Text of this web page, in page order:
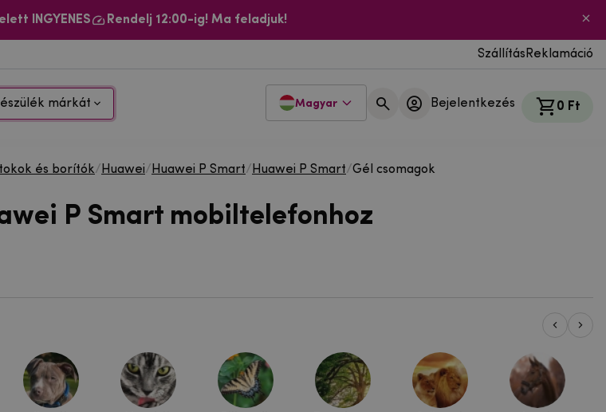
INGYENES Rendelj 12:00-ig! Ma feladjuk!
Szállítás Reklamáció
márkát Magyar Bejelentkezés 0 Ft
és borítók/ Huawei/ Huawei P Smart/ Huawei P Smart/Gél csomagok
P Smart mobiltelefonhoz